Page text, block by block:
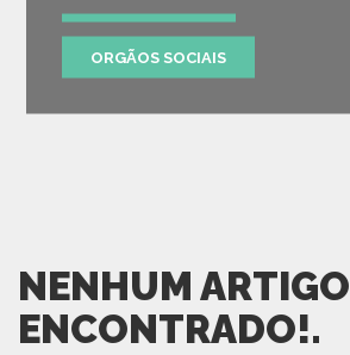
ORGÃOS SOCIAIS
NENHUM ARTIGO
ENCONTRADO!.